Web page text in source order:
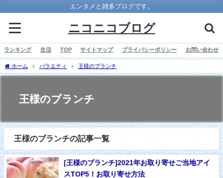
エンタメと雑多ブログです。
ニコニコブログ
ランキング 生活 TOP サイトマップ プライバシーポリシー お問い合わせ
ホーム バラエティ 王様のブランチ
王様のブランチ
王様のブランチの記事一覧
[王様のブランチ]2021年お取り寄せご当地アイ
スTOP5！お取り寄せ方法